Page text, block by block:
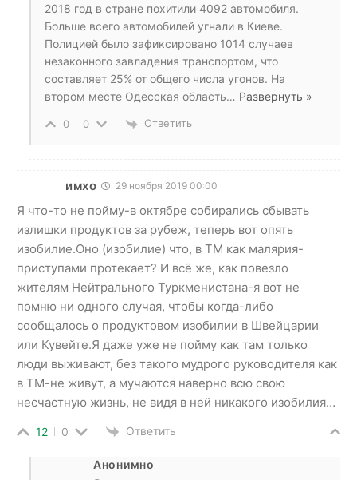
2018 год в стране похитили 4092 автомобиля.
Больше всего автомобилей угнали в Киеве.
Полицией было зафиксировано 1014 случаев
незаконного завладения транспортом, что
составляет 25% от общего числа угонов. На
втором месте Одесская область… Развернуть »
0 0 Ответить
имхо 29 ноября 2019 00:00
Я что-то не пойму-в октябре собирались сбывать
излишки продуктов за рубеж, теперь вот опять
изобилие.Оно (изобилие) что, в ТМ как малярия-
приступами протекает? И всё же, как повезло
жителям Нейтрального Туркменистана-я вот не
помню ни одного случая, чтобы когда-либо
сообщалось о продуктовом изобилии в Швейцарии
или Кувейте.Я даже уже не пойму как там только
люди выживают, без такого мудрого руководителя как
в ТМ-не живут, а мучаются наверно всю свою
несчастную жизнь, не видя в ней никакого изобилия…
12 0 Ответить
Анонимно